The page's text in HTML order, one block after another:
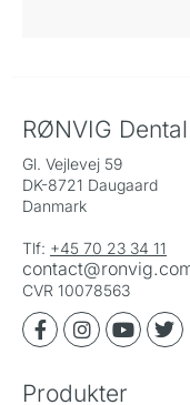
RØNVIG
Gl. Vejlevej 59
DK-8721 Daugaard
Danmark
Tlf: +45 70 23 34 11
CVR 10078563
Produkter